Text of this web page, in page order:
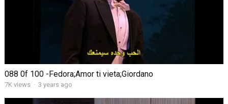
088 0f 100 -Fedora;Amor ti vieta;Giordano
7K views · 3 years ago